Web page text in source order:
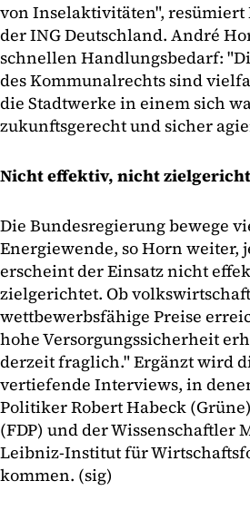
von Inselaktivitäten", resümiert
der ING Deutschland. André
schnellen Handlungsbedarf:
des Kommunalrechts sind
die Stadtwerke in einem sich
zukunftsgerecht und sicher
Nicht effektiv, nicht
Die Bundesregierung bewege
Energiewende, so Horn weiter,
erscheint der Einsatz nicht
zielgerichtet. Ob
wettbewerbsfähige Preise
hohe Versorgungssicherheit
derzeit fraglich." Ergänzt wird
vertiefende Interviews, in
Politiker Robert Habeck
(FDP) und der Wissenschaftler
Leibniz-Institut für
kommen. (sig)